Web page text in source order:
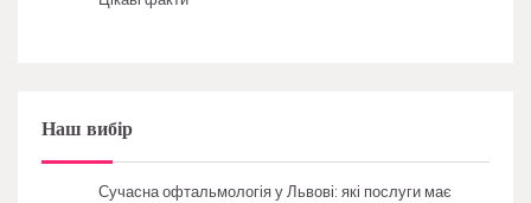
Наш вибір
Сучасна офтальмологія у Львові: які послуги має